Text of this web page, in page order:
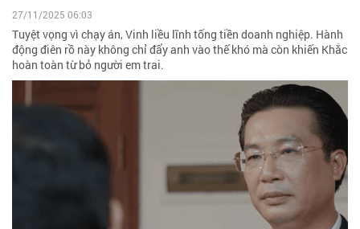
27/11/2025 06:03
Tuyệt vọng vì chạy án, Vinh liều lĩnh tống tiền doanh nghiệp. Hành
động điên rồ này không chỉ đẩy anh vào thế khó mà còn khiến Khắc
hoàn toàn từ bỏ người em trai.